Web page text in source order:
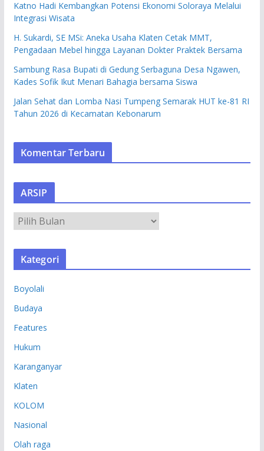
Katno Hadi Kembangkan Potensi Ekonomi Soloraya Melalui
Integrasi Wisata
H. Sukardi, SE MSi: Aneka Usaha Klaten Cetak MMT,
Pengadaan Mebel hingga Layanan Dokter Praktek Bersama
Sambung Rasa Bupati di Gedung Serbaguna Desa Ngawen,
Kades Sofik Ikut Menari Bahagia bersama Siswa
Jalan Sehat dan Lomba Nasi Tumpeng Semarak HUT ke-81 RI
Tahun 2026 di Kecamatan Kebonarum
Komentar Terbaru
ARSIP
S
Kategori
Boyolali
Budaya
Features
Hukum
Karanganyar
Klaten
KOLOM
Nasional
Olah raga